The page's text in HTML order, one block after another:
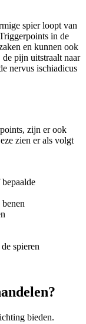
spier loopt van
in de
en kunnen ook
pijn uitstraalt naar
nervus ischiadicus
zijn er ook
zien er als volgt
spieren
bieden.